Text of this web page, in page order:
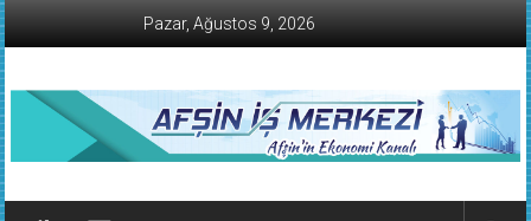
İçeriğe
geç
Pazar, Ağustos 9, 2026
AFŞİN